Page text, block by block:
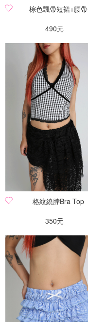
棕色飄帶短裙+腰帶
490元
格紋繞脖Bra Top
350元